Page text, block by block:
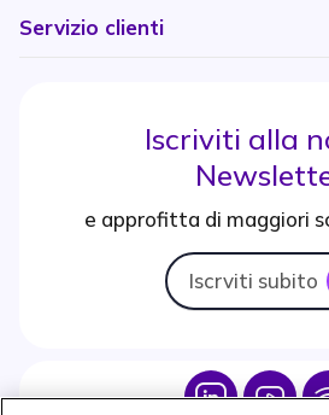
Servizio clienti
Iscriviti alla
e approfitta di maggiori
Iscrviti subito
Icon